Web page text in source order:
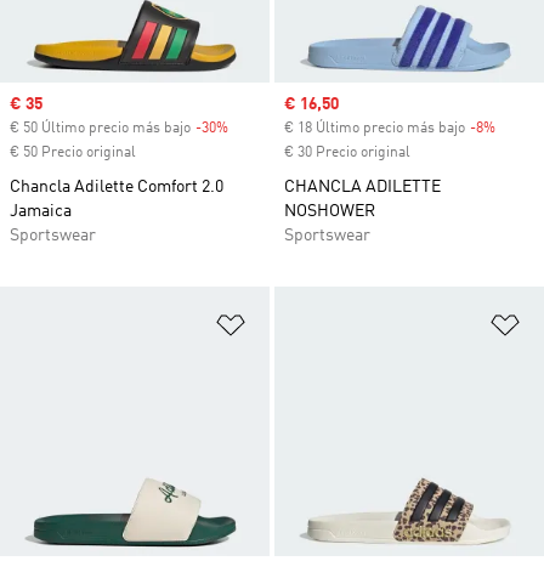
Precio de venta
€ 35
€ 50 Último precio más bajo -30% Descuento
€ 50 Precio original
Chancla Adilette Comfort 2.0
Jamaica
Sportswear
Precio de venta
€ 16,50
€ 18 Último precio más bajo -8%
€ 30 Precio original
CHANCLA ADILETTE
NOSHOWER
Sportswear